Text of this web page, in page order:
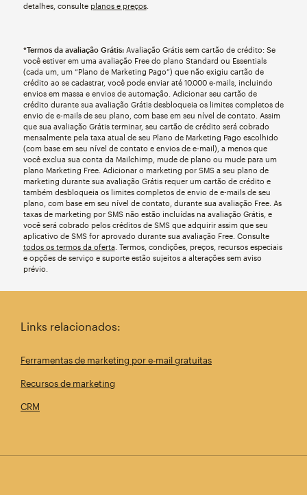
detalhes, consulte planos e preços.
*Termos da avaliação Grátis:Avaliação Grátis sem cartão de crédito: Se
você estiver em uma avaliação Free do plano Standard ou Essentials
(cada um, um “Plano de Marketing Pago”) que não exigiu cartão de
crédito ao se cadastrar, você pode enviar até 10.000 e-mails, incluindo
envios em massa e envios de automação. Adicionar seu cartão de
crédito durante sua avaliação Grátis desbloqueia os limites completos de
envio de e-mails de seu plano, com base em seu nível de contato. Assim
que sua avaliação Grátis terminar, seu cartão de crédito será cobrado
mensalmente pela taxa atual de seu Plano de Marketing Pago escolhido
(com base em seu nível de contato e envios de e-mail), a menos que
você exclua sua conta da Mailchimp, mude de plano ou mude para um
plano Marketing Free. Adicionar o marketing por SMS a seu plano de
marketing durante sua avaliação Grátis requer um cartão de crédito e
também desbloqueia os limites completos de envio de e-mails de seu
plano, com base em seu nível de contato, durante sua avaliação Free. As
taxas de marketing por SMS não estão incluídas na avaliação Grátis, e
você será cobrado pelos créditos de SMS que adquirir assim que seu
aplicativo de SMS for aprovado durante sua avaliação Free. Consulte
todos os termos da oferta . Termos, condições, preços, recursos especiais
e opções de serviço e suporte estão sujeitos a alterações sem aviso
prévio.
Links relacionados:
Ferramentas de marketing por e-mail gratuitas
Recursos de marketing
CRM